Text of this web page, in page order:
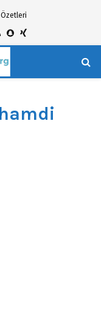
RssSnapchat
Xing